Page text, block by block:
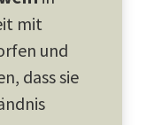
mit
und
dass sie